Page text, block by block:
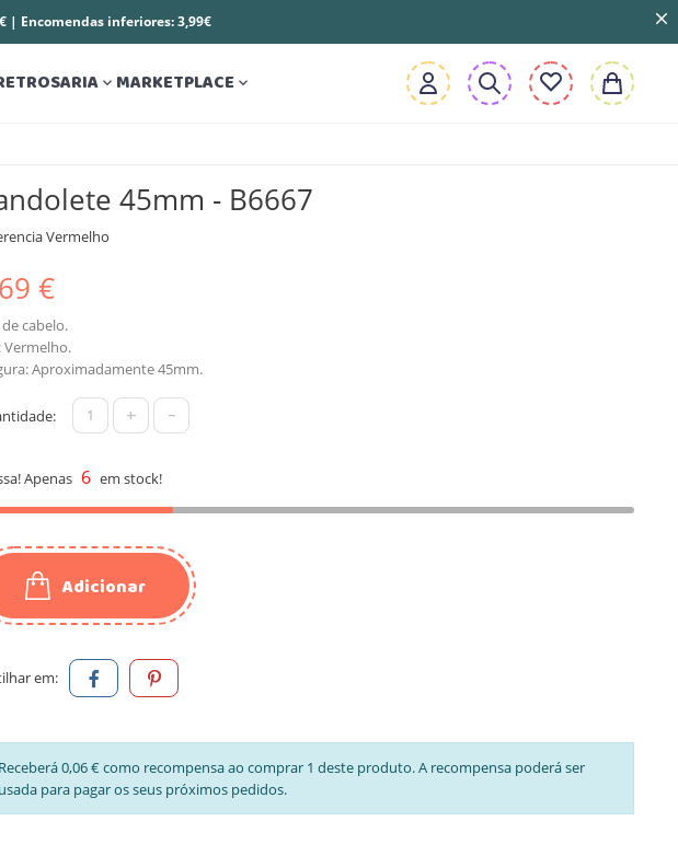
| Encomendas inferiores: 3,99€
 MARKETPLACE 
45mm - B6667
Vermelho
€
cabelo.
Vermelho.
Aproximadamente 45mm.
+ -
Apenas 6 em stock!
Adicionar
em:
Receberá 0,06 € como recompensa ao comprar 1 deste produto. A recompensa poderá ser
usada para pagar os seus próximos pedidos.